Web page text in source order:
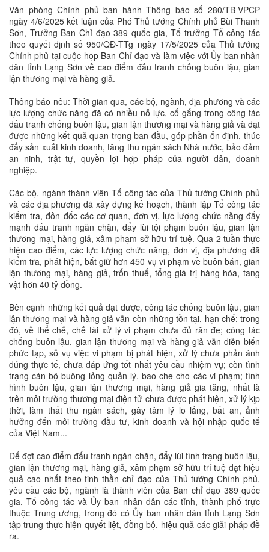
Văn phòng Chính phủ ban hành Thông báo số 280/TB-VPCP
ngày 4/6/2025 kết luận của Phó Thủ tướng Chính phủ Bùi Thanh
Sơn, Trưởng Ban Chỉ đạo 389 quốc gia, Tổ trưởng Tổ công tác
theo quyết định số 950/QĐ-TTg ngày 17/5/2025 của Thủ tướng
Chính phủ tại cuộc họp Ban Chỉ đạo và làm việc với Ủy ban nhân
dân tỉnh Lạng Sơn về cao điểm đấu tranh chống buôn lậu, gian
lận thương mại và hàng giả.
Thông báo nêu: Thời gian qua, các bộ, ngành, địa phương và các
lực lượng chức năng đã có nhiều nỗ lực, cố gắng trong công tác
đấu tranh chống buôn lậu, gian lận thương mại và hàng giả và đạt
được những kết quả quan trọng ban đầu, góp phần ổn định, thúc
đẩy sản xuất kinh doanh, tăng thu ngân sách Nhà nước, bảo đảm
an ninh, trật tự, quyền lợi hợp pháp của người dân, doanh
nghiệp.
Các bộ, ngành thành viên Tổ công tác của Thủ tướng Chính phủ
và các địa phương đã xây dựng kế hoạch, thành lập Tổ công tác
kiểm tra, đôn đốc các cơ quan, đơn vị, lực lượng chức năng đẩy
mạnh đấu tranh ngăn chặn, đẩy lùi tội phạm buôn lậu, gian lận
thương mại, hàng giả, xâm phạm sở hữu trí tuệ. Qua 2 tuần thực
hiện cao điểm, các lực lượng chức năng, đơn vị, địa phương đã
kiểm tra, phát hiện, bắt giữ hơn 450 vụ vi phạm về buôn bán, gian
lận thương mại, hàng giả, trốn thuế, tổng giá trị hàng hóa, tang
vật hơn 40 tỷ đồng.
Bên cạnh những kết quả đạt được, công tác chống buôn lậu, gian
lận thương mại và hàng giả vẫn còn những tồn tại, hạn chế; trong
đó, về thể chế, chế tài xử lý vi phạm chưa đủ răn đe; công tác
chống buôn lậu, gian lận thương mại và hàng giả vẫn diễn biến
phức tạp, số vụ việc vi phạm bị phát hiện, xử lý chưa phản ánh
đúng thực tế, chưa đáp ứng tốt nhất yêu cầu nhiệm vụ; còn tình
trạng cán bộ buông lỏng quản lý, bao che cho các vi phạm; tình
hình buôn lậu, gian lận thương mại, hàng giả gia tăng, nhất là
trên môi trường thương mại điện tử chưa được phát hiện, xử lý kịp
thời, làm thất thu ngân sách, gây tâm lý lo lắng, bất an, ảnh
hưởng đến môi trường đầu tư, kinh doanh và hội nhập quốc tế
của Việt Nam...
Để đợt cao điểm đấu tranh ngăn chặn, đẩy lùi tình trạng buôn lậu,
gian lận thương mại, hàng giả, xâm phạm sở hữu trí tuệ đạt hiệu
quả cao nhất theo tinh thần chỉ đạo của Thủ tướng Chính phủ,
yêu cầu các bộ, ngành là thành viên của Ban chỉ đạo 389 quốc
gia, Tổ công tác và Ủy ban nhân dân các tỉnh, thành phố trực
thuộc Trung ương, trong đó có Ủy ban nhân dân tỉnh Lạng Sơn
tập trung thực hiện quyết liệt, đồng bộ, hiệu quả các giải pháp đề
ra.